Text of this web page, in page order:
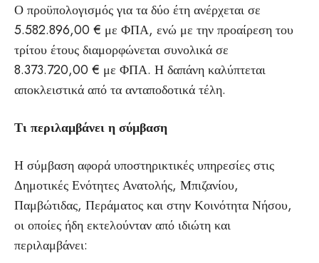
Ο προϋπολογισμός για τα δύο έτη ανέρχεται σε
5.582.896,00 € με ΦΠΑ, ενώ με την προαίρεση του
τρίτου έτους διαμορφώνεται συνολικά σε
8.373.720,00 € με ΦΠΑ. Η δαπάνη καλύπτεται
αποκλειστικά από τα ανταποδοτικά τέλη.
Τι περιλαμβάνει η σύμβαση
Η σύμβαση αφορά υποστηρικτικές υπηρεσίες στις
Δημοτικές Ενότητες Ανατολής, Μπιζανίου,
Παμβώτιδας, Περάματος και στην Κοινότητα Νήσου,
οι οποίες ήδη εκτελούνταν από ιδιώτη και
περιλαμβάνει: